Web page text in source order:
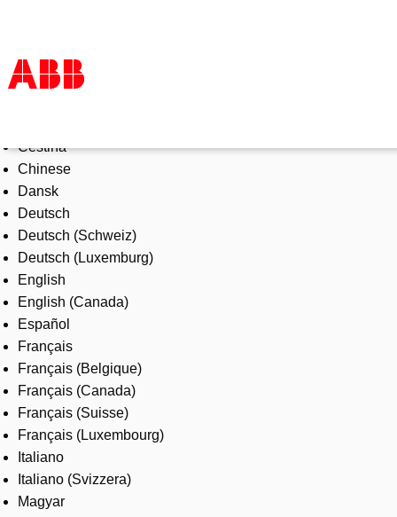
Products & Solutions
Industries
Services
About us
Where to buy
Contact us
Careers
Čeština
Chinese
Dansk
Deutsch
Deutsch (Schweiz)
Deutsch (Luxemburg)
English
English (Canada)
Español
Français
Français (Belgique)
Français (Canada)
Français (Suisse)
Français (Luxembourg)
Italiano
Italiano (Svizzera)
Magyar